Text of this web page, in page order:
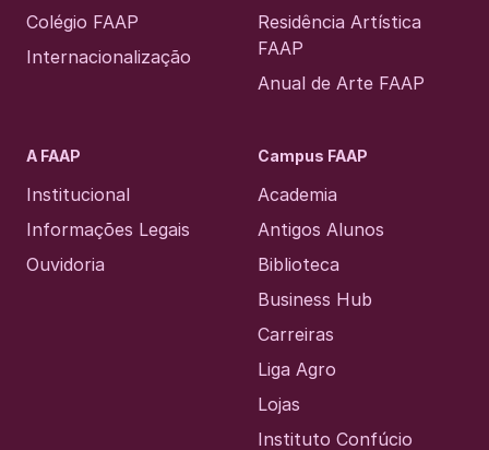
Colégio FAAP
Internacionalização
Residência Artística
FAAP
Anual de Arte FAAP
A FAAP
Institucional
Informações Legais
Ouvidoria
Campus FAAP
Academia
Antigos Alunos
Biblioteca
Business Hub
Carreiras
Liga Agro
Lojas
Instituto Confúcio